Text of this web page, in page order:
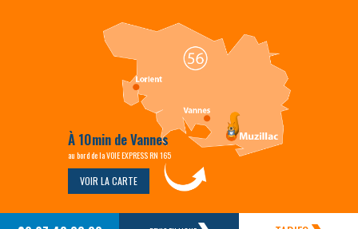
À 10min de Vannes
au bord de la VOIE EXPRESS RN 165
VOIR LA CARTE